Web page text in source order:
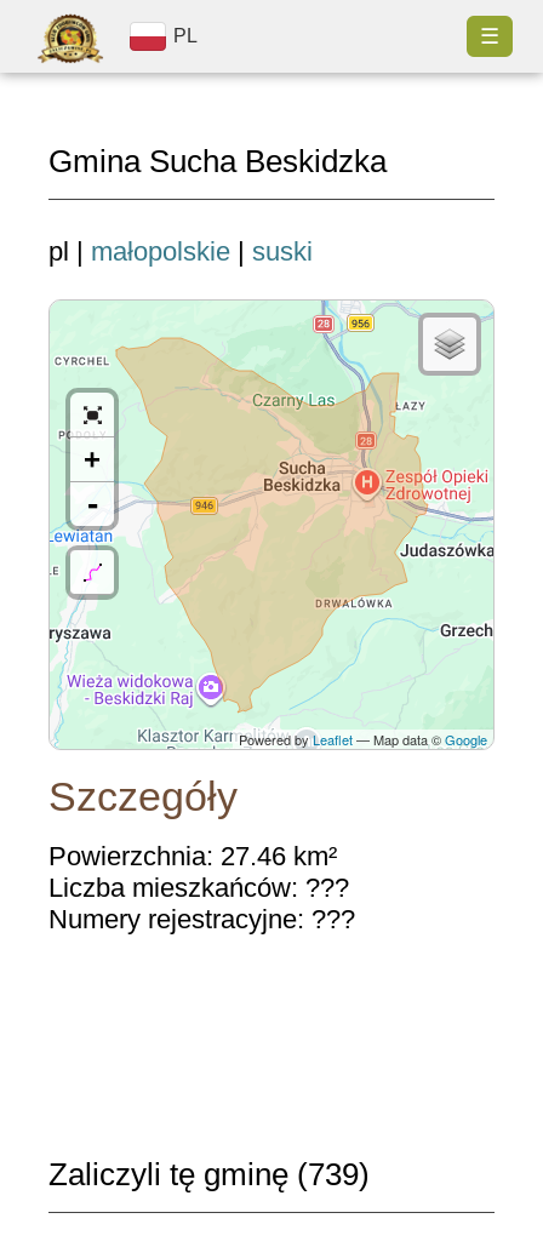
PL ☰
Gmina Sucha Beskidzka
pl | małopolskie | suski
+
-
Powered byLeaflet— Map data ©Google
Szczegóły
Powierzchnia: 27.46 km²
Liczba mieszkańców: ???
Numery rejestracyjne: ???
Zaliczyli tę gminę (739)